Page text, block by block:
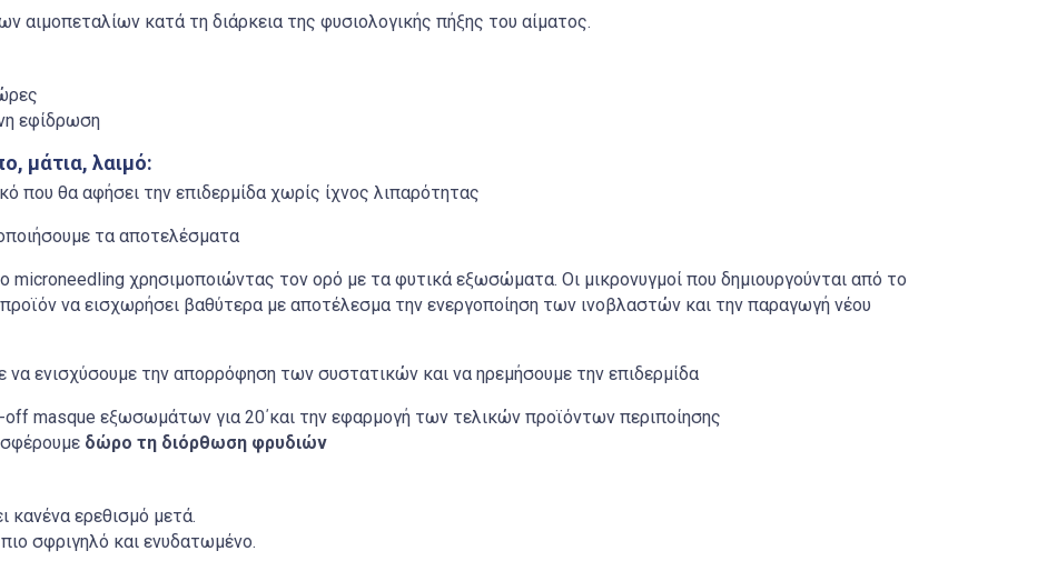
αιμοπεταλίων κατά τη διάρκεια της φυσιολογικής πήξης του αίματος.
εφίδρωση
μάτια, λαιμό:
που θα αφήσει την επιδερμίδα χωρίς ίχνος λιπαρότητας
τα αποτελέσματα
microneedling χρησιμοποιώντας τον ορό με τα φυτικά εξωσώματα. Οι μικρονυγμοί που δημιουργούνται από το
να εισχωρήσει βαθύτερα με αποτέλεσμα την ενεργοποίηση των ινοβλαστών και την παραγωγή νέου
ενισχύσουμε την απορρόφηση των συστατικών και να ηρεμήσουμε την επιδερμίδα
off masque εξωσωμάτων για 20΄και την εφαρμογή των τελικών προϊόντων περιποίησης
δώρο τη διόρθωση φρυδιών
κανένα ερεθισμό μετά.
σφριγηλό και ενυδατωμένο.